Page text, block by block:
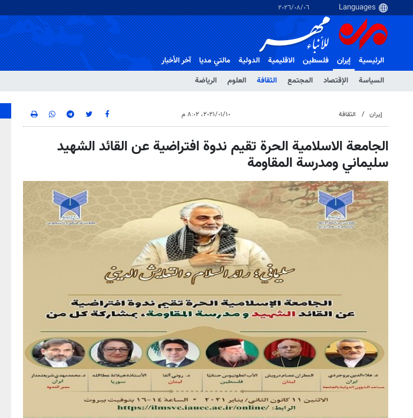
٠٦‏/٠٨‏/٢٠٢٦
الرئيسية
إيران
السياسة
الإقتصاد المجتمع الثقافة العلوم الرياضة
فلسطین الاقلیمیة الدولية مالتي مدیا آخر الأخبار
إيران الثقافة ١٠‏/٠١‏/٢٠٢١، ٨:٠٢ م
الجامعة الاسلامية الحرة تقيم ندوة افتراضية عن القائد الشهيد
سليماني ومدرسة المقاومة